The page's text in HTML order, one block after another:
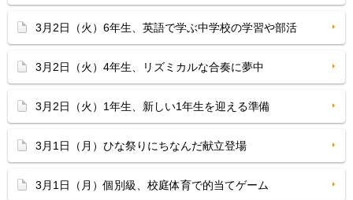
3月2日（火）6年生、英語で学ぶ中学校の学習や部活
3月2日（火）4年生、リズミカルな合奏に夢中
3月2日（火）1年生、新しい1年生を迎える準備
3月1日（月）ひな祭りにちなんだ献立登場
3月1日（月）個別級、校庭体育で的当てゲーム